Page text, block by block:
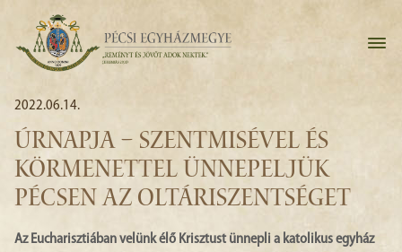
2022.06.14.
ÚRNAPJA – SZENTMISÉVEL ÉS
KÖRMENETTEL ÜNNEPELJÜK
PÉCSEN AZ OLTÁRISZENTSÉGET
Az Eucharisztiában velünk élő Krisztust ünnepli a katolikus egyház